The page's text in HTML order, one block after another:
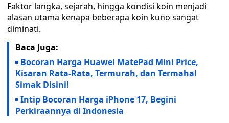
Faktor langka, sejarah, hingga kondisi koin menjadi
alasan utama kenapa beberapa koin kuno sangat
diminati.
Baca Juga:
Bocoran Harga Huawei MatePad Mini Price,
Kisaran Rata-Rata, Termurah, dan Termahal
Simak Disini!
Intip Bocoran Harga iPhone 17, Begini
Perkiraannya di Indonesia